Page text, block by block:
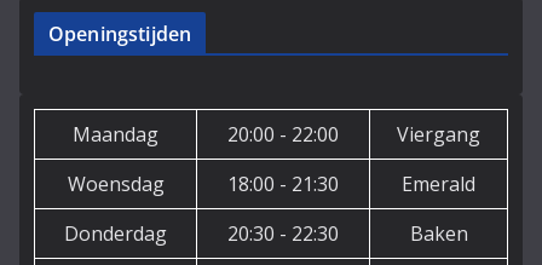
Openingstijden
Maandag 20:00 - 22:00
Viergang
Woensdag
18:00 - 21:30
Emerald
Donderdag
20:30 - 22:30 Baken